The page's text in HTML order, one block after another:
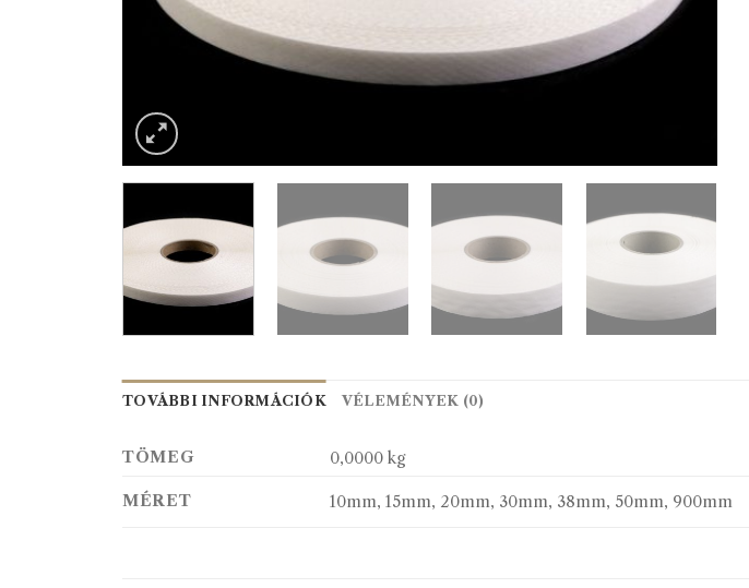
TOVÁBBI INFORMÁCIÓK VÉLEMÉNYEK (0)
TÖMEG 0,0000 kg
MÉRET 10mm, 15mm, 20mm, 30mm, 38mm, 50mm, 900mm